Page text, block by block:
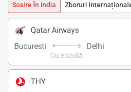
Sosire În India Zboruri
Qatar Airways
Bucuresti
Cu Escală
Delhi
THY